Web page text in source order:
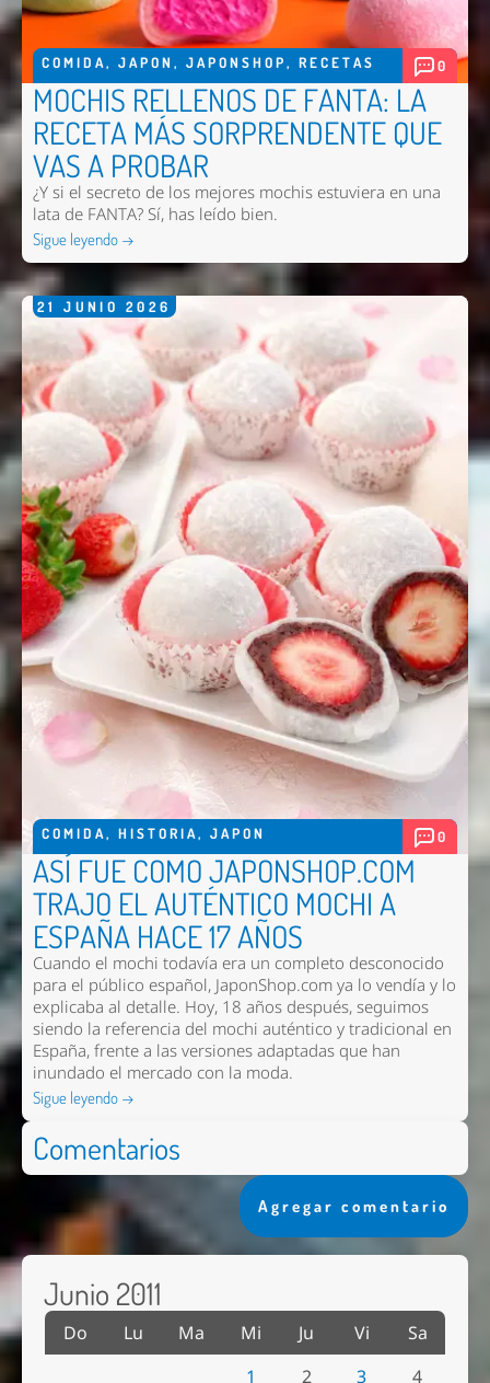
COMIDA, JAPON , JAPONSHOP, RECETAS 0
MOCHIS RELLENOS DE FANTA: LA
RECETA MÁS SORPRENDENTE QUE
VAS A PROBAR
¿Y si el secreto de los mejores mochis estuviera en una
lata de FANTA? Sí, has leído bien.
Sigue leyendo →
21 JUNIO 2026
COMIDA, HISTORIA, JAPON 0
ASÍ FUE COMO JAPONSHOP.COM
TRAJO EL AUTÉNTICO MOCHI A
ESPAÑA HACE 17 AÑOS
Cuando el mochi todavía era un completo desconocido
para el público español, JaponShop.com ya lo vendía y lo
explicaba al detalle. Hoy, 18 años después, seguimos
siendo la referencia del mochi auténtico y tradicional en
España, frente a las versiones adaptadas que han
inundado el mercado con la moda.
Sigue leyendo →
Comentarios
Agregar comentario
Junio 2011
Do Lu Ma Mi Ju Vi
Sa
1
2 3
4